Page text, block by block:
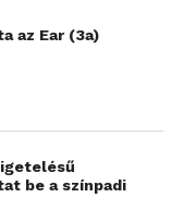
az Ear (3a)
be a színpadi